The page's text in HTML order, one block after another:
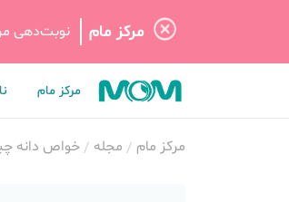
مرکز مام نوبت‌دهی
مرکز مام
مرکز مام مجله خواص دانه